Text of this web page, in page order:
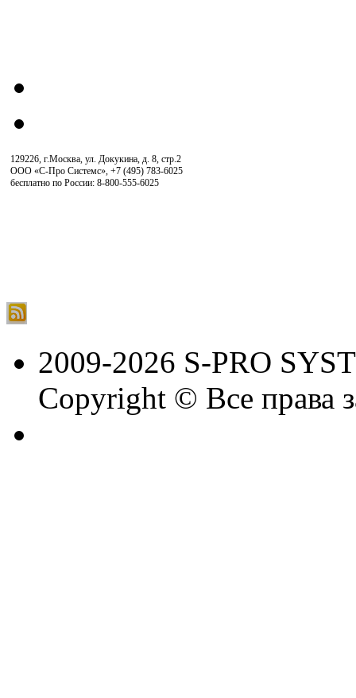
129226, г.Москва, ул. Докукина, д. 8, стр.2
ООО «С-Про Системс», +7 (495) 783-6025
бесплатно по России: 8-800-555-6025
2009-2026 S-PRO
Copyright © Все права